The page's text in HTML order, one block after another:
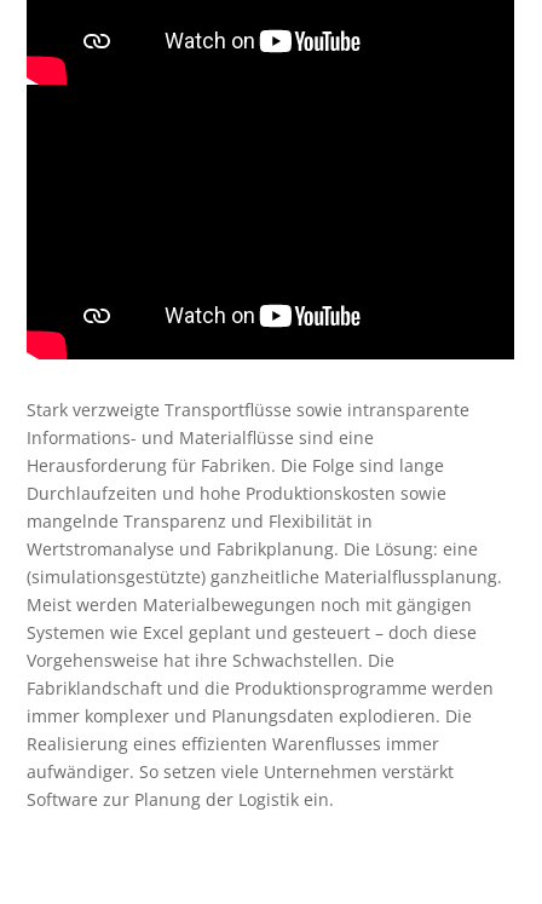
Stark verzweigte Transportflüsse sowie intransparente
Informations- und Materialflüsse sind eine
Herausforderung für Fabriken. Die Folge sind lange
Durchlaufzeiten und hohe Produktionskosten sowie
mangelnde Transparenz und Flexibilität in
Wertstromanalyse und Fabrikplanung. Die Lösung: eine
(simulationsgestützte) ganzheitliche Materialflussplanung.
Meist werden Materialbewegungen noch mit gängigen
Systemen wie Excel geplant und gesteuert – doch diese
Vorgehensweise hat ihre Schwachstellen. Die
Fabriklandschaft und die Produktionsprogramme werden
immer komplexer und Planungsdaten explodieren. Die
Realisierung eines effizienten Warenflusses immer
aufwändiger. So setzen viele Unternehmen verstärkt
Software zur Planung der Logistik ein.